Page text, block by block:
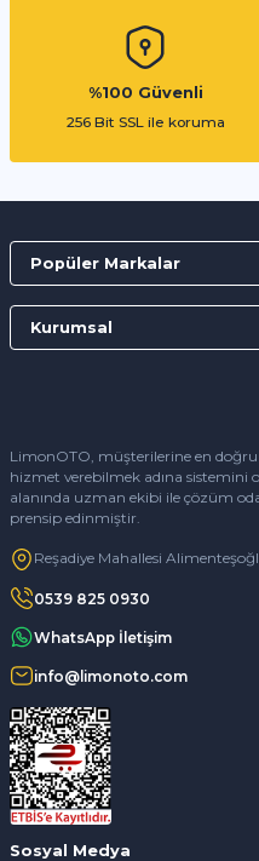
%100 Güvenli
256 Bit SSL ile koruma
LimonOTO, müşterilerine en doğru
hizmet verebilmek adına sistemini
alanında uzman ekibi ile çözüm
prensip edinmiştir.
Reşadiye Mahallesi
0539 825 0930
WhatsApp İletişim
info@limonoto.com
Popüler Markalar
Kurumsal
Sosyal Medya